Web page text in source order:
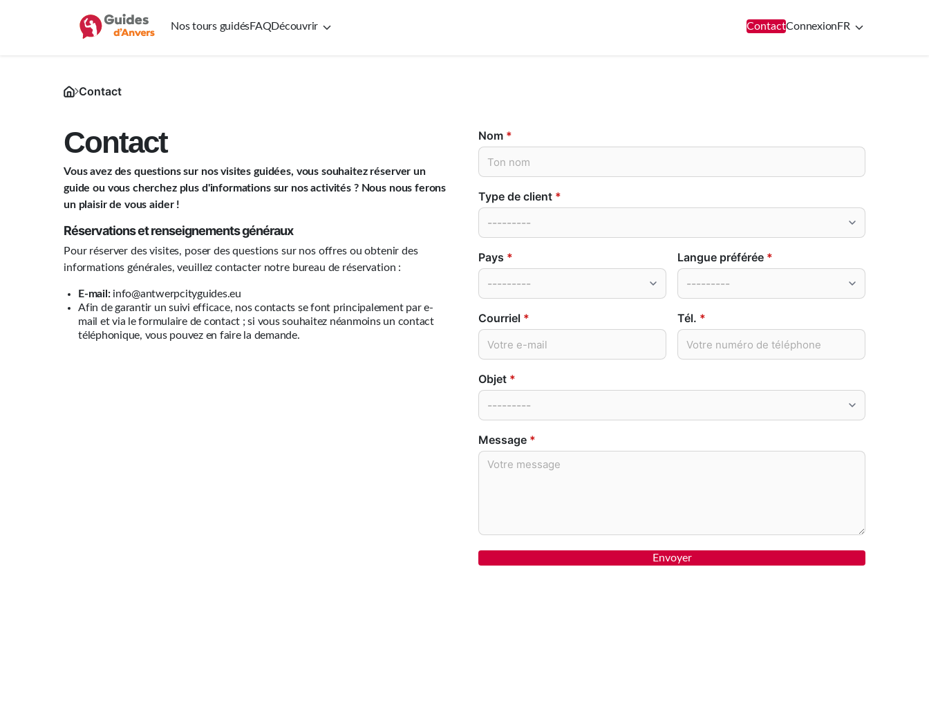
Nos tours guidésFAQDécouvrir ContactConnexion FR
Contact
Contact
Vous avez des questions sur nos visites guidées, vous souhaitez réserver un
guide ou vous cherchez plus d'informations sur nos activités ? Nous nous ferons
un plaisir de vous aider !
Réservations et renseignements généraux
Pour réserver des visites, poser des questions sur nos offres ou obtenir des
informations générales, veuillez contacter notre bureau de réservation :
E-mail:info@antwerpcityguides.eu
Afin de garantir un suivi efficace, nos contacts se font principalement par e-
mail et via le formulaire de contact ; si vous souhaitez néanmoins un contact
téléphonique, vous pouvez en faire la demande.
Nom *
Type de client *
Pays * Langue préférée *
Courriel * Tél. *
Objet *
Message *
Envoyer